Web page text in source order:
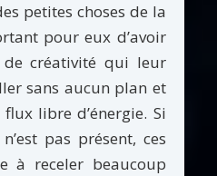
petites choses de la
pour eux d’avoir
de créativité qui leur
sans aucun plan et
libre d’énergie. Si
pas présent, ces
à receler beaucoup